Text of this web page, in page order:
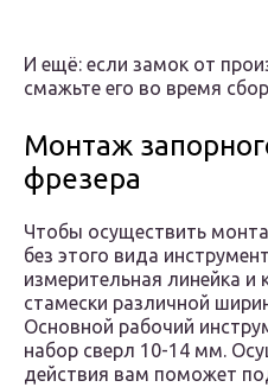
И ещё: если замок от
смажьте его во время
Монтаж
фрезера
Чтобы осуществить
без этого вида
измерительная линейка и
стамески различной
Основной рабочий
набор сверл 10-14 мм.
действия вам поможет